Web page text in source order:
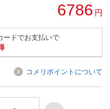
6786 円
ードでお支払いで
コメリポイントについて